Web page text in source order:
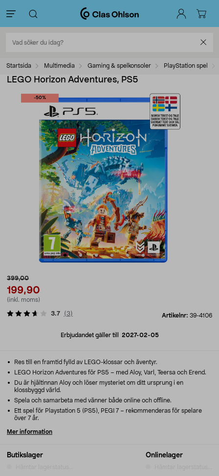
Startsida Multimedia Gaming & spelkonsoler PlayStation spel
LEGO Horizon Adventures, PS5
-50%
399,00
199,90
(inkl. moms)
Artikelnr: 39-4106
3.7 (3)
Erbjudandet gäller till 2027-02-05
Butikslager Onlinelager
Res till en framtid fylld av LEGO-klossar och äventyr.
LEGO Horizon Adventures för PS5 – med Aloy, Varl, Teersa och Erend.
Du är hjältinnan Aloy och löser mysteriet om ditt ursprung i en
klossbyggd värld.
Spela och samarbeta med vänner både online och offline.
Ett spel för Playstation 5 (PS5), PEGI 7 – rekommenderas för spelare
över 7 år.
Mer information